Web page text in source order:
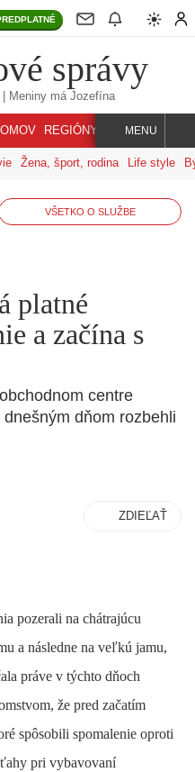
správy
Meniny má Jozefína
REGIÓNY INDEX SVET
MENU
Žena, šport, rodina Life style
VŠETKO O SLUŽBE
platné
a začína s
centre
dňom rozbehli
ZDIEĽAŤ
pozerali na chátrajúcu
a následne na veľkú jamu,
práve v týchto dňoch
že pred začatím
spôsobili spomalenie oproti
pri vybavovaní